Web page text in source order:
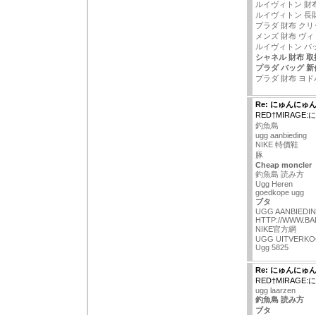
ルイヴィトン 財
ルイヴィトン 長
プラダ 財布 クリ
メンズ 財布 ヴィ
ルイヴィトン バ
シャネル 財布 取
プラダ バッグ
プラダ 財布 ヨド
Re: にゅんにゅ
RED†MIRAGE:
釣魚島
ugg aanbieding
NIKE 特價鞋
豚
Cheap moncler
釣魚島 読み方
Ugg Heren
goedkope ugg
ブタ
UGG
HTTP://
NIKE官方網
UGG
Ugg 5825
Re: にゅんにゅ
RED†MIRAGE:
ugg laarzen
釣魚島 読み方
ブタ